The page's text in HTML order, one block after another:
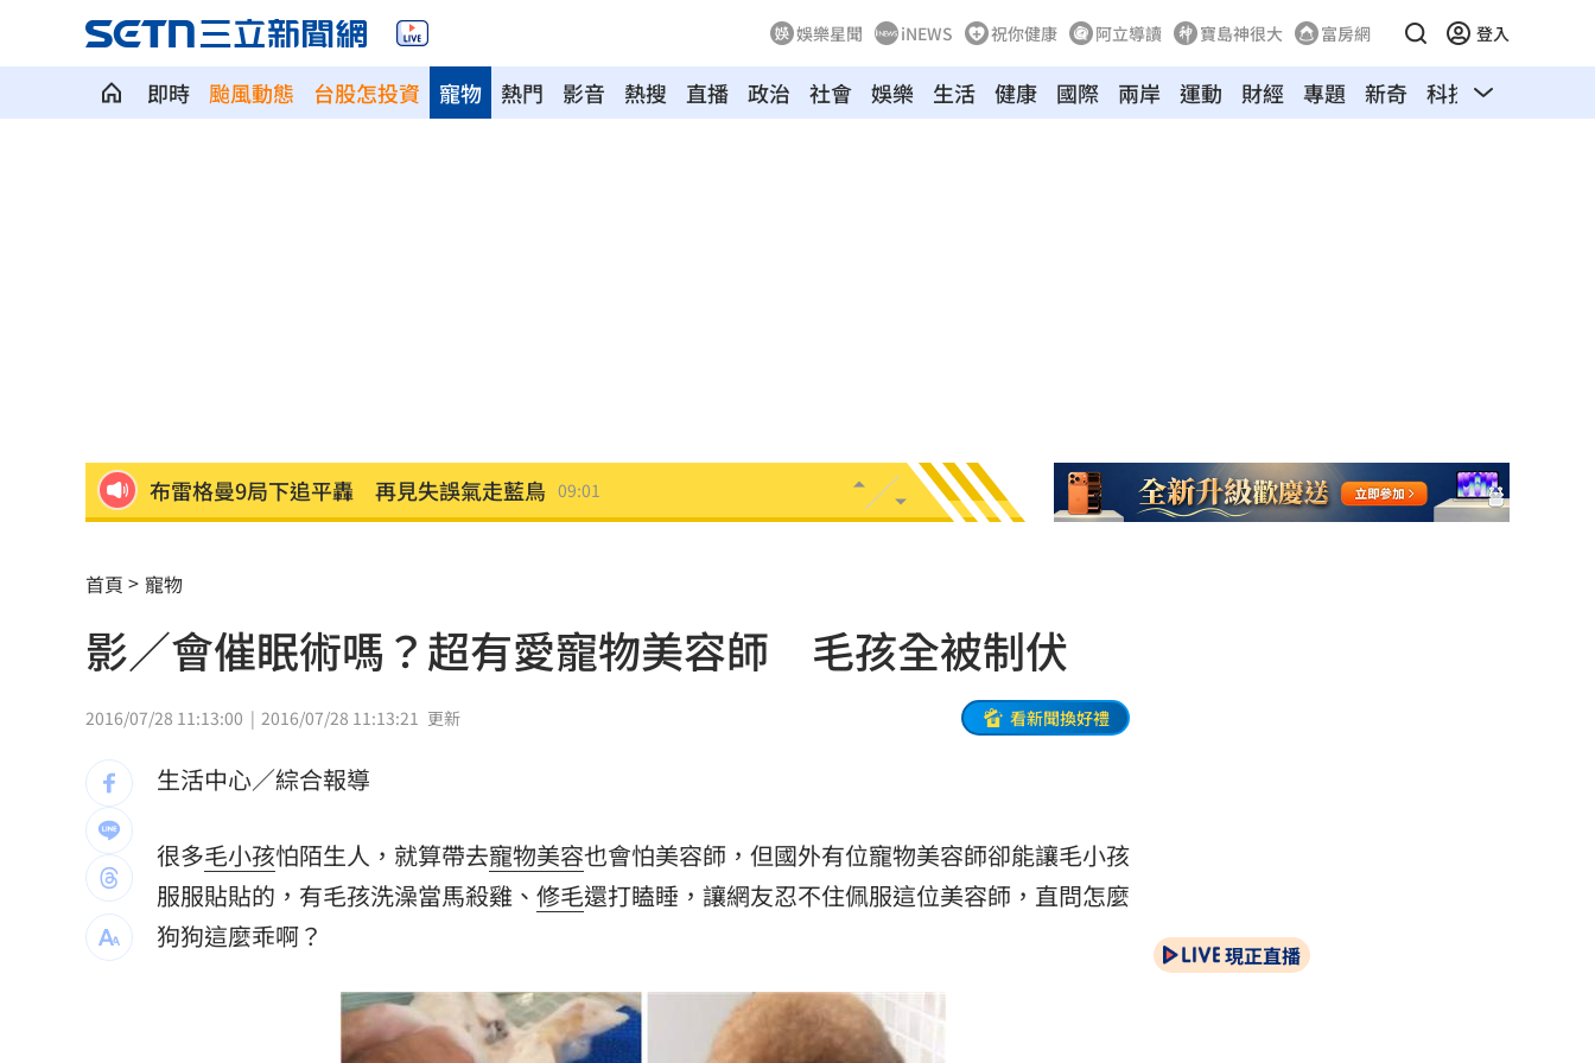
娛樂星聞 iNEWS 祝你健康 阿立導讀 寶島神很大 富房網 登入
即時 颱風動態 台股怎投資 熱門 影音 熱搜 直播 政治 社會 娛樂 生活 健康 國際 兩岸 運動 財經 專題 新奇 科技 旅遊
寵物
川普對「多晶矽」徵15%關稅 這時間生效 09:13
不是只有AI！富蘭克林推薦「他」紅利更多 08:57
新／爆涉貪！議員范織欽…遭檢調漏夜偵訊
台股急跌逆勢買95％滿倉 專家曝操作手法 08:47
陳時中早提醒慈濟！學者：做到流血沒人理
高斯曼披小熊戰袍 慶幸不用先對決老東家
慈濟買BNT遭詐 綠：藍白政治人物應道歉 08:39
白海豚更近了！「恐輕掃北部」風雨熱區曝
告別綠衫軍十年生涯 布朗首揭離隊心聲 08:34
首頁 寵物
影／會催眠術嗎？超有愛寵物美容師 毛孩全被制伏
2016/07/28 11:13:00 2016/07/28 11:13:21 更新 看新聞換好禮
生活中心／綜合報導
很多毛小孩怕陌生人，就算帶去寵物美容也會怕美容師，但國外有位寵物美容師卻能讓毛小孩
服服貼貼的，有毛孩洗澡當馬殺雞、 修毛還打瞌睡，讓網友忍不住佩服這位美容師，直問怎麼
狗狗這麼乖啊？
現正直播